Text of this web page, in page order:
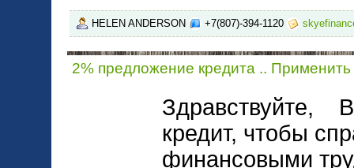
HELEN ANDERSON +7(807)-394-1120
2% предложение кредита .. Применить
Здравствуйте,
кредит, чтобы
финансовыми